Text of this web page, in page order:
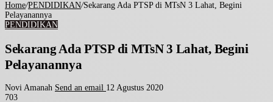
Home/PENDIDIKAN/Sekarang Ada PTSP di MTsN 3 Lahat, Begini
Pelayanannya
PENDIDIKAN
Sekarang Ada PTSP di MTsN 3 Lahat, Begini
Pelayanannya
Novi Amanah Send an email 12 Agustus 2020
703